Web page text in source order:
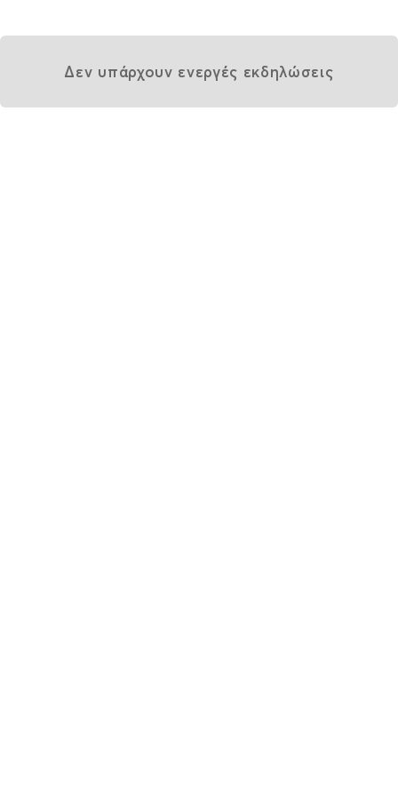
Δεν υπάρχουν ενεργές εκδηλώσεις